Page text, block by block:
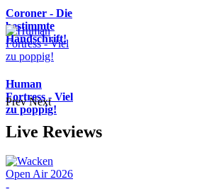
Coroner - Die
bestimmte
Handschrift!
Human
Fortress - Viel
zu poppig!
Prev Next
Live Reviews